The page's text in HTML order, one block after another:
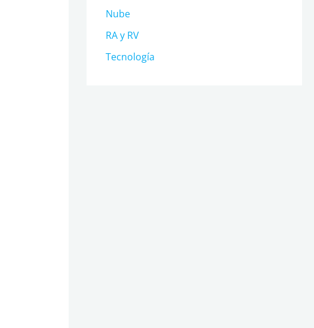
Nube
RA y RV
Tecnología